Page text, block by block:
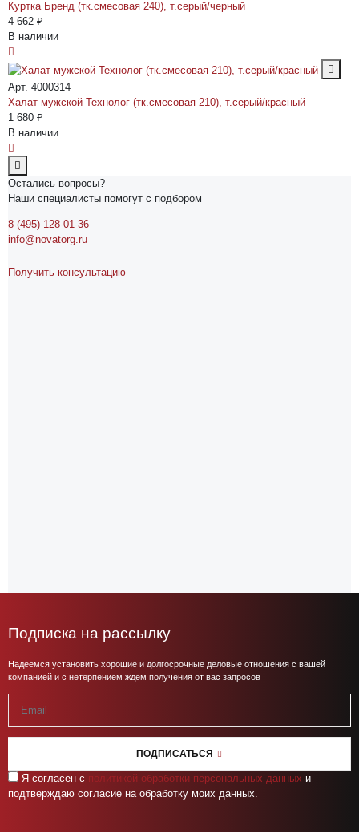
Куртка Бренд (тк.смесовая 240), т.серый/черный
4 662 ₽
В наличии
Арт. 4000314
Халат мужской Технолог (тк.смесовая 210), т.серый/красный
1 680 ₽
В наличии
Остались вопросы?
Наши специалисты помогут с подбором
8 (495) 128-01-36
info@novatorg.ru
Получить консультацию
Подписка на рассылку
Надеемся установить хорошие и долгосрочные деловые отношения с вашей
компанией и с нетерпением ждем получения от вас запросов
ПОДПИСАТЬСЯ
Я согласен с политикой обработки персональных данных и
подтверждаю согласие на обработку моих данных.